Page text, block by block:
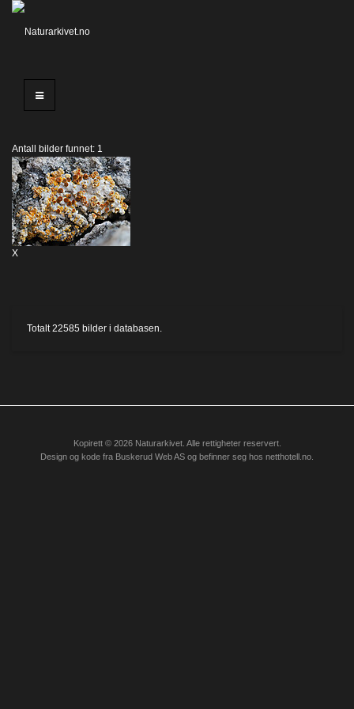
Antall bilder funnet: 1
X
Totalt22585 bilder i databasen.
Kopirett © 2026 Naturarkivet. Alle rettigheter reservert.
Design og kode fra Buskerud Web AS og befinner seg hos netthotell.no